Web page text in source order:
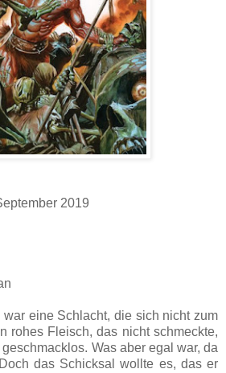
2019
eine Schlacht, die sich nicht zum
rohes Fleisch, das nicht schmeckte,
Was aber egal war, da
das Schicksal wollte es, das er